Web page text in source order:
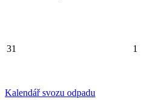
31 1
Kalendář svozu odpadu